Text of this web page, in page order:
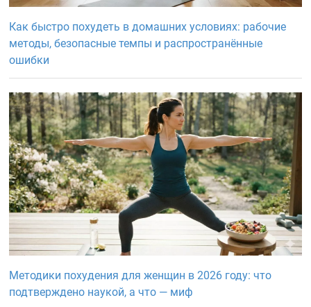
Как быстро похудеть в домашних условиях: рабочие
методы, безопасные темпы и распространённые
ошибки
Методики похудения для женщин в 2026 году: что
подтверждено наукой, а что — миф